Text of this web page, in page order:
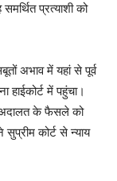
प्रत्याशी को
अभाव में यहां से पूर्व
हाईकोर्ट में पहुंचा।
अदालत के फैसले को
कोर्ट से न्याय